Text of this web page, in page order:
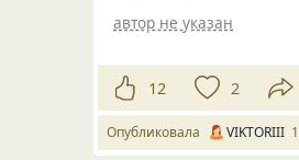
автор не указан
12 2
Опубликовала VIKTORIII